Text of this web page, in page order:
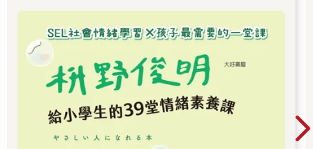
必事事回應、不為尚未發生的事情煩惱，也別讓
他人的眼光左右自己。生活不一定要增加什麼才
能變好，有時放下一點、簡單一點，就能為心留
下更多餘白。 翻開枡野俊明的書，練習把注意力
帶回當下，在紛擾的日常裡，找回內心的安定與
自在。